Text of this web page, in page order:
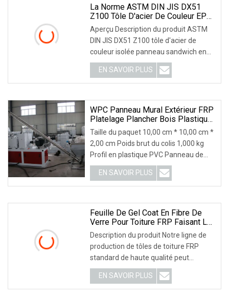
détaillées Matières premières :
La Norme ASTM DIN JIS DX51
Z100 Tôle D'acier De Couleur EPS
Isolé Panneau Sandwich En Laine
De Roche PPGI Couleur Tôle De
Toit En Acier Ondulé Pour Le Toit
Et Le Mur
Aperçu Description du produit ASTM
DIN JIS DX51 Z100 tôle d'acier de
couleur isolée panneau sandwich en
laine de roche EPS tôle de toit en acier
ondulé de couleur ppgi pour toit et mur
Plaque de toit en acier de couleur
EN SAVOIR PLUS
WPC Panneau Mural Extérieur FRP
Platelage Plancher Bois Plastique
Composite Profil Extrusion Ligne
De Production Faisant La Machine
Taille du paquet 10,00 cm * 10,00 cm *
2,00 cm Poids brut du colis 1,000 kg
Profil en plastique PVC Panneau de
plafond Équipement de production La
ligne d'extrusion à vis unique se
compose des sept parties suivantes :
EN SAVOIR PLUS
Feuille De Gel Coat En Fibre De
Verre Pour Toiture FRP Faisant La
Machine
Description du produit Notre ligne de
production de tôles de toiture FRP
standard de haute qualité peut
fabriquer en continu des tôles
ondulées FRP de haute qualité à partir
de tôles de toiture simples.
EN SAVOIR PLUS